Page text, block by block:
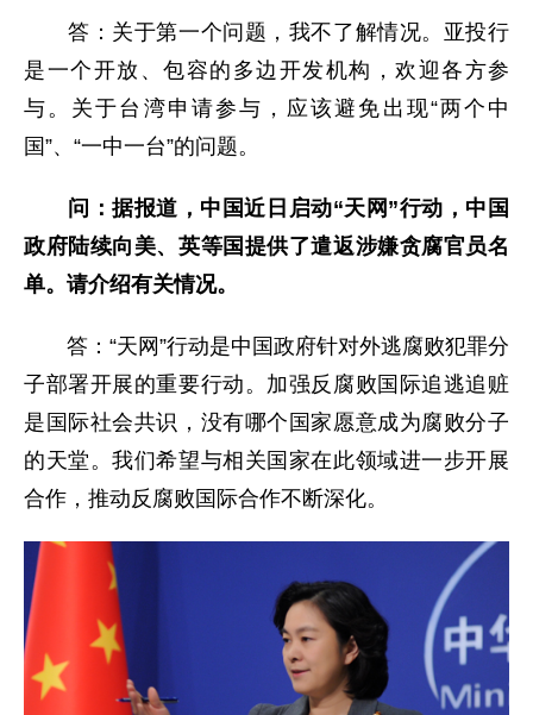
答：关于第一个问题，我不了解情况。亚投行
是一个开放、包容的多边开发机构，欢迎各方参
与。关于台湾申请参与，应该避免出现“两个中
国”、“一中一台”的问题。
问：据报道，中国近日启动“天网”行动 ， 中国
政府陆续向美、英等国提供了遣返涉嫌贪腐官员名
单。请介绍有关情况。
答：“天网”行动是中国政府针对外逃腐败犯罪分
子部署开展的重要行动。加强反腐败国际追逃追赃
是国际社会共识，没有哪个国家愿意成为腐败分子
的天堂。我们希望与相关国家在此领域进一步开展
合作，推动反腐败国际合作不断深化。